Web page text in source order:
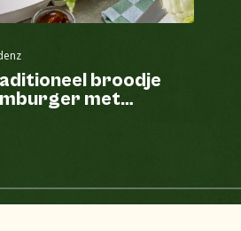
broodje
met